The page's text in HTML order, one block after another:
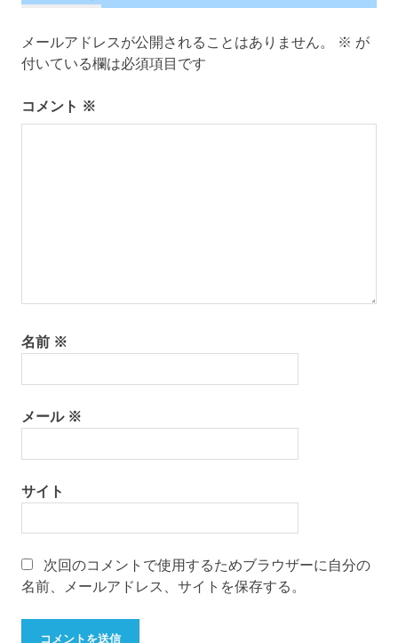
ン
メールアドレスが公開されることはありません。 ※ が
付いている欄は必須項目です
コメント ※
名前 ※
メール ※
サイト
次回のコメントで使用するためブラウザーに自分の
名前、メールアドレス、サイトを保存する。